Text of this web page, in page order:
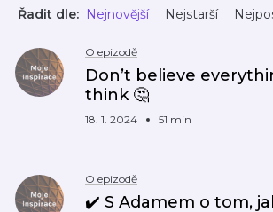
Řadit dle: Nejnovější Nejstarší
O epizodě
Don’t believe
think 🤔
18. 1. 2024 51 min
O epizodě
✔️ S Adamem o tom,